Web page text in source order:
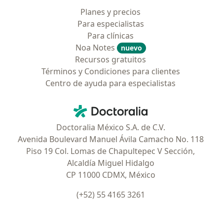
Planes y precios
Para especialistas
Para clínicas
Noa Notes
nuevo
Recursos gratuitos
Términos y Condiciones para clientes
Centro de ayuda para especialistas
Doctoralia - Página de inicio
Doctoralia México S.A. de C.V.
Avenida Boulevard Manuel Ávila Camacho No. 118
Piso 19 Col. Lomas de Chapultepec V Sección,
Alcaldía Miguel Hidalgo
CP 11000 CDMX, México
(+52) 55 4165 3261